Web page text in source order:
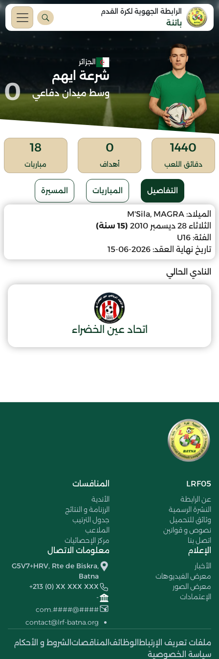
الرابطة الجهوية لكرة القدم
باتنة
الجزائر
شرعة ايهم
وسط ميدان دفاعي 0
1440
دقائق اللعب
0
أهداف
18
مباريات
التفاصيل المباريات المسيرة
الميلاد: M'Sila, MAGRA
الثلاثاء 28 ديسمبر 2010
(15 سنة)
الفئة: U16
تاريخ نهاية العقد: 2026-06-15
النادي الحالي
اتحاد عين الخضراء
LRF05
عن الرابطة
النشرة الرسمية
وثائق للتحميل
نصوص و قوانين
اتصل بنا
المنافسات
الأندية
الرزنامة و النتائج
جدول الترتيب
الملاعب
مركز الإحصائيات
الإعلام
الأخبار
معرض الفيديوهات
معرض الصور
الإعتمادات
معلومات الاتصال
G5V7+HRV, Rte de Biskra,
Batna
+213 (0) XX XXX XXX
-
####@####.com
contact@lrf-batna.org
ملفات تعريف الإرتباط الوظائف المناقصات الشروط و الأحكام
سياسة الخصوصية